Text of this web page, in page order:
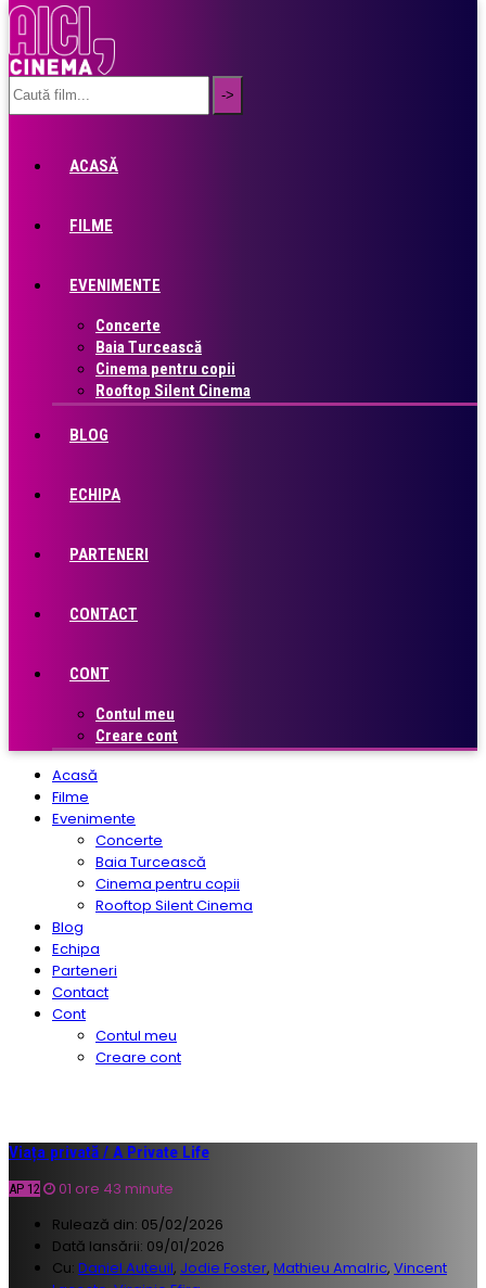
ACASĂ
FILME
EVENIMENTE
Concerte
Baia Turcească
Cinema pentru copii
Rooftop Silent Cinema
BLOG
ECHIPA
PARTENERI
CONTACT
CONT
Contul meu
Creare cont
Acasă
Filme
Evenimente
Concerte
Baia Turcească
Cinema pentru copii
Rooftop Silent Cinema
Blog
Echipa
Parteneri
Contact
Cont
Contul meu
Creare cont
Viața privată / A Private Life
AP 12
01 ore 43 minute
Rulează din: 05/02/2026
Dată lansării: 09/01/2026
Cu: Daniel Auteuil, Jodie Foster, Mathieu Amalric, Vincent